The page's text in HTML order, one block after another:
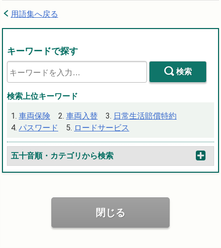
用語集へ戻る
キーワードで探す
検索
検索上位キーワード
車両保険 車両入替
日常生活賠償特約
パスワード
ロードサービス
五十音順・カテゴリから検索
閉じる